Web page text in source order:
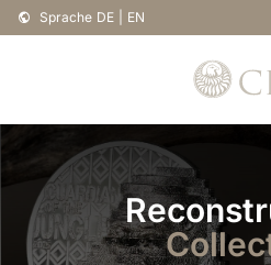
Sprache DE EN